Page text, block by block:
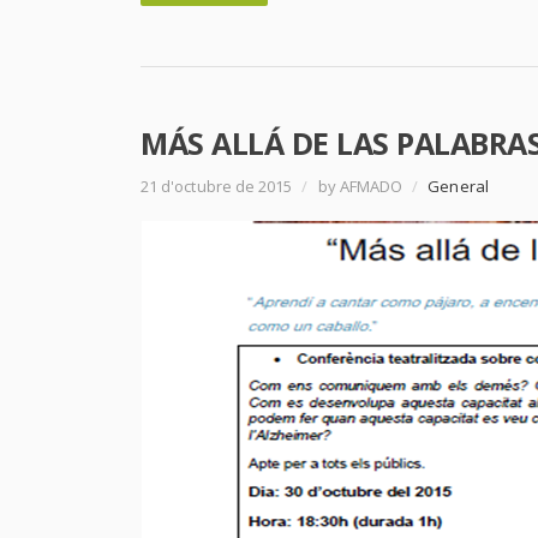
MÁS ALLÁ DE LAS
21 d'octubre de 2015 / by AFMADO / General